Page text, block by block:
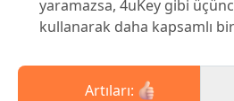
yaramazsa, 4uKey gibi
kullanarak daha kapsamlı
Artıları: